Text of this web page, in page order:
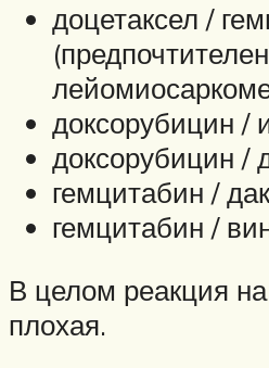
доцетаксел /
доксорубицин
доксорубицин /
гемцитабин /
гемцитабин /
В целом реакция
плохая.